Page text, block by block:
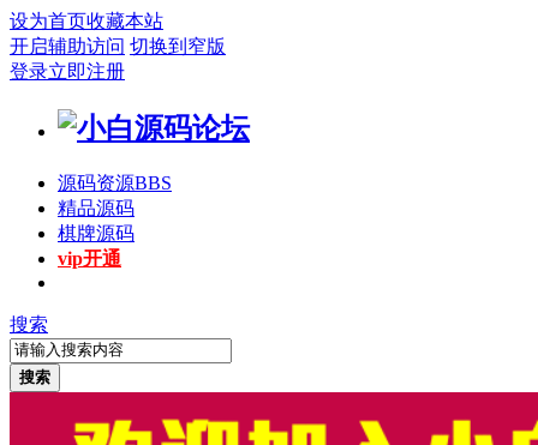
设为首页收藏本站
开启辅助访问 切换到窄版
登录立即注册
源码资源BBS
精品源码
棋牌源码
vip开通
搜索
搜索